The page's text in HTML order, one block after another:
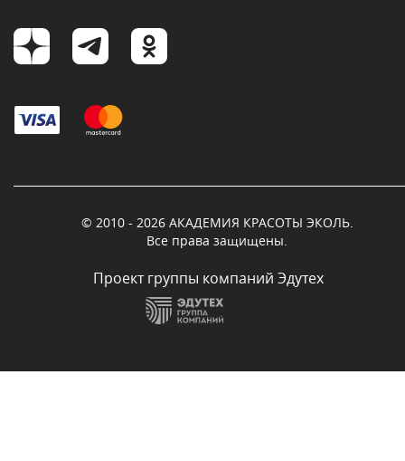
© 2010 - 2026 АКАДЕМИЯ КРАСОТЫ ЭКОЛЬ.
Все права защищены.
Проект группы компаний Эдутех